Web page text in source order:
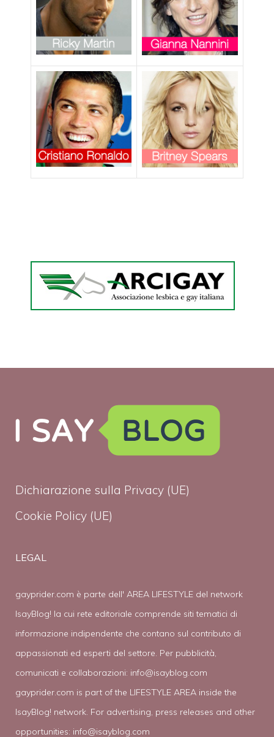
Dichiarazione sulla Privacy (UE)
Cookie Policy (UE)
LEGAL
gayprider.com è parte dell' AREA LIFESTYLE del network
IsayBlog! la cui rete editoriale comprende siti tematici di
informazione indipendente che contano sul contributo di
appassionati ed esperti del settore. Per pubblicità,
comunicati e collaborazioni: info@isayblog.com
gayprider.com is part of the LIFESTYLE AREA inside the
IsayBlog! network. For advertising, press releases and other
opportunities: info@isayblog.com